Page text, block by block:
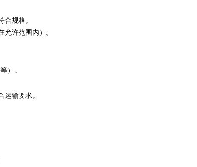
规格。
许范围内）。
）。
输要求。